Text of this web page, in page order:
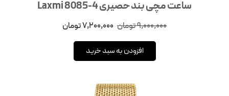
ساعت مچی بند حصیری Laxmi 8085-4
9,000,000تومان 7,200,000تومان
افزودن به سبد خرید